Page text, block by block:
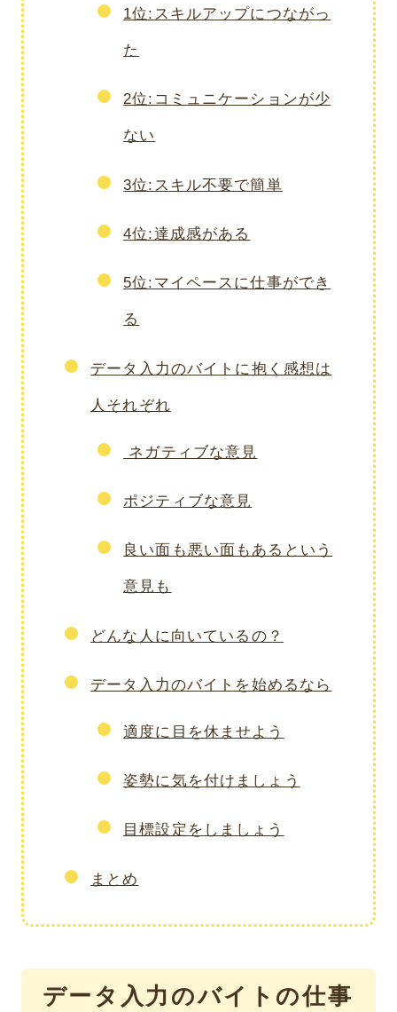
1位:スキルアップにつながっ
た
2位:コミュニケーションが少
ない
3位:スキル不要で簡単
4位:達成感がある
5位:マイペースに仕事ができ
る
データ入力のバイトに抱く感想は
人それぞれ
ネガティブな意見
ポジティブな意見
良い面も悪い面もあるという
意見も
どんな人に向いているの？
データ入力のバイトを始めるなら
適度に目を休ませよう
姿勢に気を付けましょう
目標設定をしましょう
まとめ
データ入力のバイトの仕事